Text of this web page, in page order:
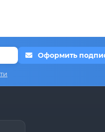
Оформить